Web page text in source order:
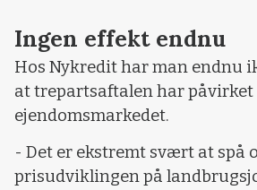
Ingen effekt endnu
Hos Nykredit har man endnu
at trepartsaftalen har påvirket
ejendomsmarkedet.
- Det er ekstremt svært at spå
prisudviklingen på